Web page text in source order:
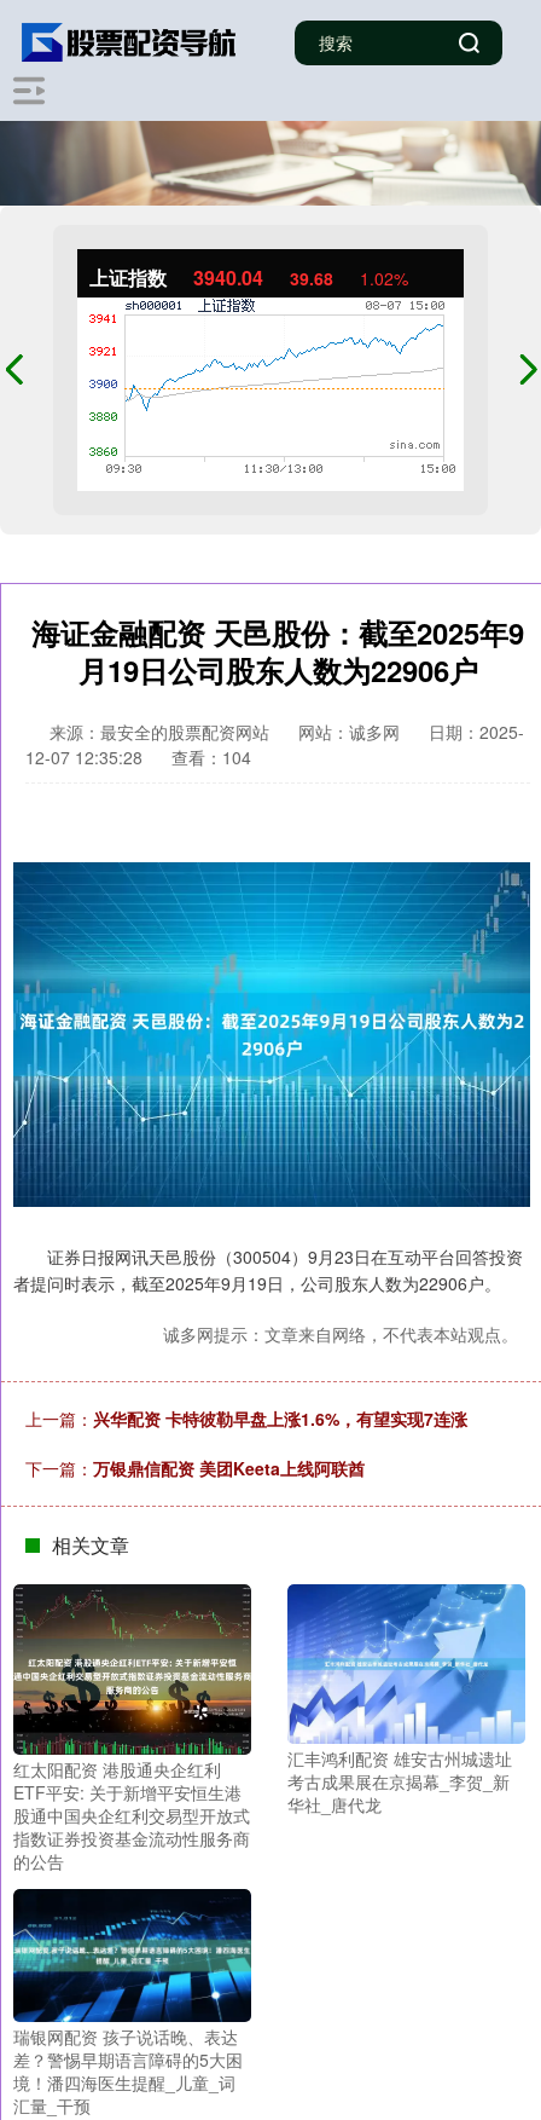
上证指数 3940.04 39.68 1.02%
海证金融配资 天邑股份：截至2025年9
月19日公司股东人数为22906户
来源：最安全的股票配资网站 网站：诚多网
日期：2025-
12-07 12:35:28
查看：104
证券日报网讯天邑股份（300504）9月23日在互动平台回答投资
者提问时表示，截至2025年9月19日，公司股东人数为22906户。
诚多网提示：文章来自网络，不代表本站观点。
上一篇： 兴华配资 卡特彼勒早盘上涨1.6%，有望实现7连涨
下一篇： 万银鼎信配资 美团Keeta上线阿联酋
相关文章
红太阳配资 港股通央企红利
ETF平安: 关于新增平安恒生港
股通中国央企红利交易型开放式
指数证券投资基金流动性服务商
的公告
汇丰鸿利配资 雄安古州城遗址
考古成果展在京揭幕_李贺_新
华社_唐代龙
瑞银网配资 孩子说话晚、表达
差？警惕早期语言障碍的5大困
境！潘四海医生提醒_儿童_词
汇量_干预